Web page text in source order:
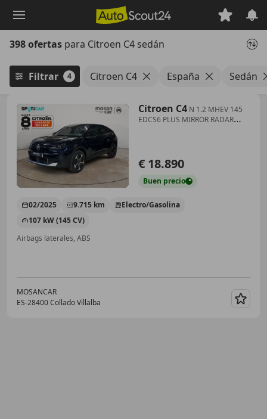
principal
398 ofertas para Citroen C4 sedán
Filtrar 4 Citroen C4 España Sedán
Citroen C4 N 1.2 MHEV 145
EDCS6 PLUS MIRROR RADAR
€ 18.890
Buen precio
02/2025 9.715 km
Electro/Gasolina
107 kW (145 CV)
Airbags laterales, ABS
MOSANCAR
ES-28400 Collado Villalba